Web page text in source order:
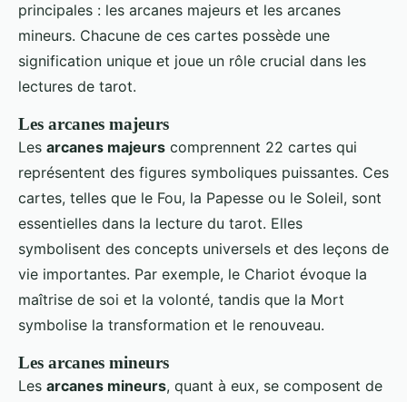
principales : les arcanes majeurs et les arcanes
mineurs. Chacune de ces cartes possède une
signification unique et joue un rôle crucial dans les
lectures de tarot.
Les arcanes majeurs
Les arcanes majeurs comprennent 22 cartes qui
représentent des figures symboliques puissantes. Ces
cartes, telles que le Fou, la Papesse ou le Soleil, sont
essentielles dans la lecture du tarot. Elles
symbolisent des concepts universels et des leçons de
vie importantes. Par exemple, le Chariot évoque la
maîtrise de soi et la volonté, tandis que la Mort
symbolise la transformation et le renouveau.
Les arcanes mineurs
Les arcanes mineurs, quant à eux, se composent de